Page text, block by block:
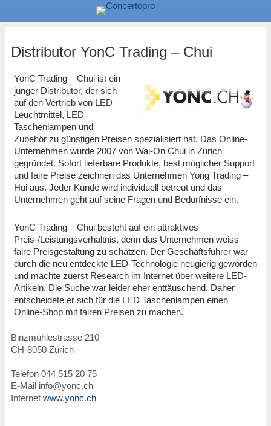
Distributor YonC Trading – Chui
YonC Trading – Chui ist ein
junger Distributor, der sich
auf den Vertrieb von LED
Leuchtmittel, LED
Taschenlampen und
Zubehör zu günstigen Preisen spezialisiert hat. Das Online-
Unternehmen wurde 2007 von Wai-On Chui in Zürich
gegründet. Sofort lieferbare Produkte, best möglicher Support
und faire Preise zeichnen das Unternehmen Yong Trading –
Hui aus. Jeder Kunde wird individuell betreut und das
Unternehmen geht auf seine Fragen und Bedürfnisse ein.
YonC Trading – Chui besteht auf ein attraktives
Preis-/Leistungsverhältnis, denn das Unternehmen weiss
faire Preisgestaltung zu schätzen. Der Geschäftsführer war
durch die neu entdeckte LED-Technologie neugierig geworden
und machte zuerst Research im Internet über weitere LED-
Artikeln. Die Suche war leider eher enttäuschend. Daher
entscheidete er sich für die LED Taschenlampen einen
Online-Shop mit fairen Preisen zu machen.
Binzmühlestrasse 210
CH-8050 Zürich
Telefon 044 515 20 75
E-Mail info@yonc.ch
Internet www.yonc.ch